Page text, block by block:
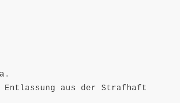
aus der Strafhaft